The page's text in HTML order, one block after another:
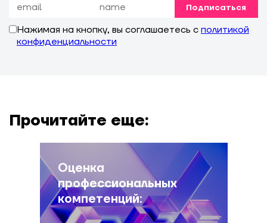
Подписаться
Нажимая на кнопку, вы соглашаетесь с политикой
конфиденциальности
Прочитайте еще:
Оценка
профессиональных
компетенций:
инструменты и методы